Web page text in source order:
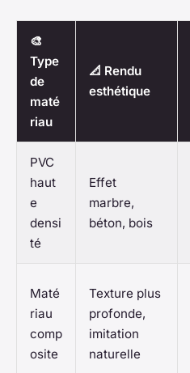
🎨
Type
de
maté
riau
📐 Rendu
esthétique
PVC
haut
e
densi
té
Effet
marbre,
béton, bois
Maté
riau
comp
osite
Texture plus
profonde,
imitation
naturelle